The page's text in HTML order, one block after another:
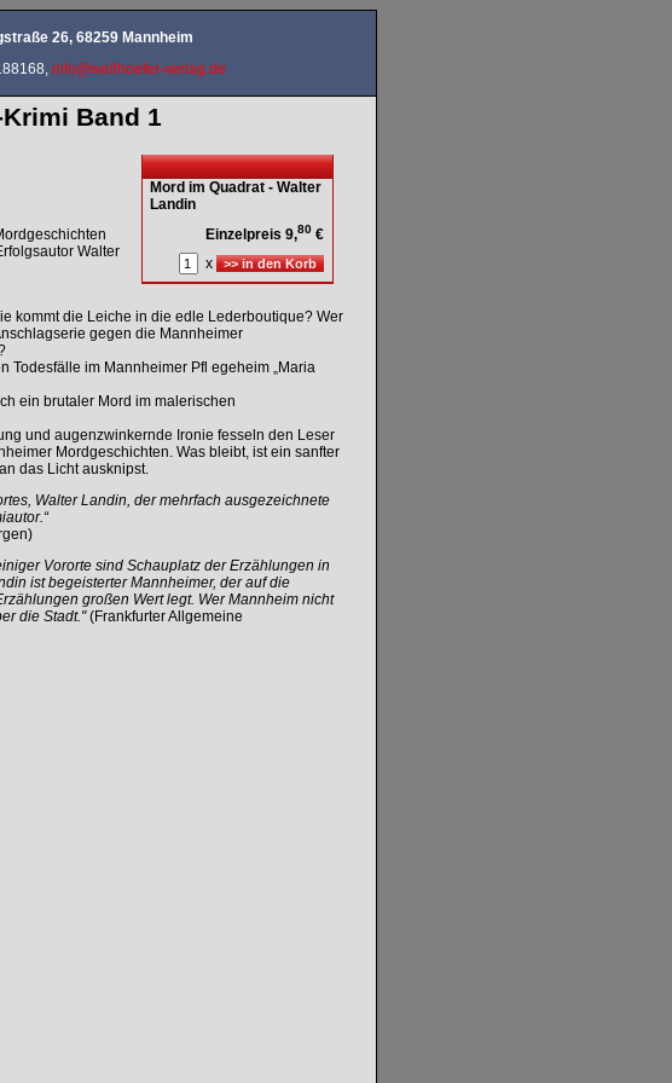
26, 68259 Mannheim
info@wellhoefer-verlag.de
Band 1
Mord im Quadrat - Walter
Landin
Einzelpreis 9,80 €
x
Walter
kommt die Leiche in die edle Lederboutique? Wer
gegen die Mannheimer
Todesfälle im Mannheimer Pfl egeheim „Maria
ein brutaler Mord im malerischen
und augenzwinkernde Ironie fesseln den Leser
Mordgeschichten. Was bleibt, ist ein sanfter
das Licht ausknipst.
Walter Landin, der mehrfach ausgezeichnete
Vororte sind Schauplatz der Erzählungen in
ist begeisterter Mannheimer, der auf die
großen Wert legt. Wer Mannheim nicht
die Stadt."(Frankfurter Allgemeine